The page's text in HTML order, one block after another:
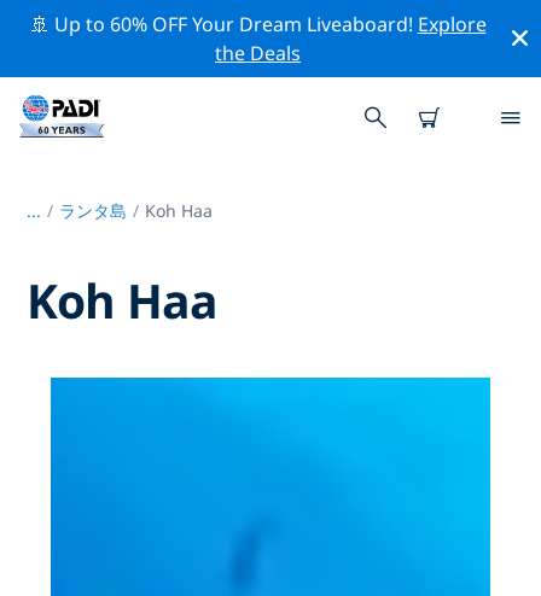
🚢 Up to 60% OFF Your Dream Liveaboard! Explore
the Deals
... / ランタ島 Koh Haa
Koh Haa